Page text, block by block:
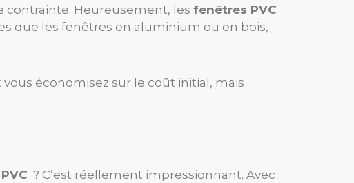
contrainte. Heureusement, les fenêtres PVC
que les fenêtres en aluminium ou en bois,
économisez sur le coût initial, mais
? C’est réellement impressionnant. Avec